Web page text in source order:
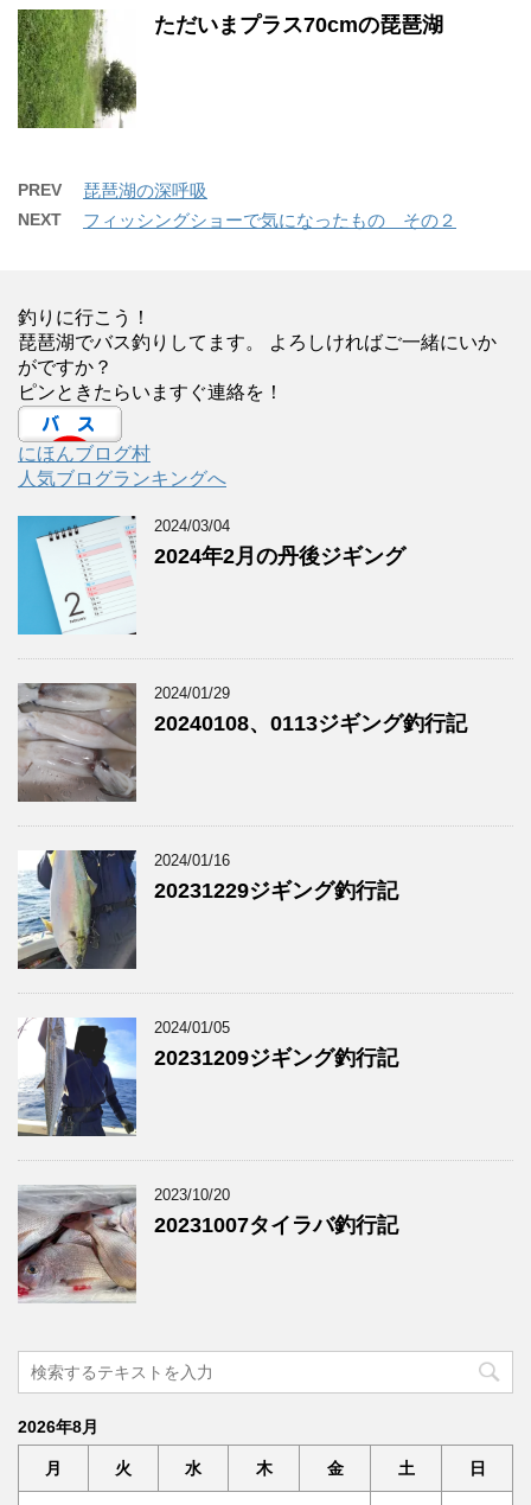
ただいまプラス70cmの琵琶湖
PREV 琵琶湖の深呼吸
NEXT フィッシングショーで気になったもの その２
釣りに行こう！
琵琶湖でバス釣りしてます。 よろしければご一緒にいか
がですか？
ピンときたらいますぐ連絡を！
にほんブログ村
人気ブログランキングへ
2024/03/04
2024年2月の丹後ジギング
2024/01/29
20240108、0113ジギング釣行記
2024/01/16
20231229ジギング釣行記
2024/01/05
20231209ジギング釣行記
2023/10/20
20231007タイラバ釣行記
2026年8月
月 火 水 木 金 土 日